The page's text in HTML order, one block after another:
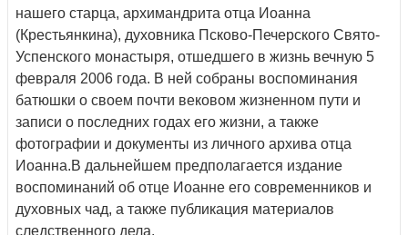
нашего старца, архимандрита отца Иоанна
(Крестьянкина), духовника Псково-Печерского Свято-
Успенского монастыря, отшедшего в жизнь вечную 5
февраля 2006 года. В ней собраны воспоминания
батюшки о своем почти вековом жизненном пути и
записи о последних годах его жизни, а также
фотографии и документы из личного архива отца
Иоанна.В дальнейшем предполагается издание
воспоминаний об отце Иоанне его современников и
духовных чад, а также публикация материалов
следственного дела.